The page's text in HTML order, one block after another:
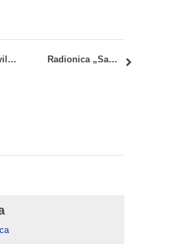
Otvaranje paviljona Srbije na Venecijanskom bijenalu arhitekture 2014. Radionica „Savamalski govor tela“ na Mikser festivalu 2014.